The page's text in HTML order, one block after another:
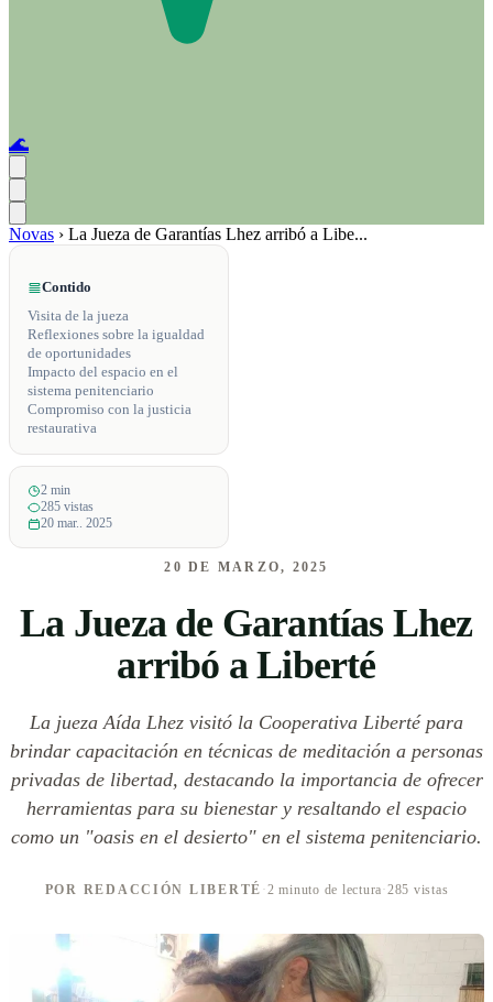
🌊
Novas › La Jueza de Garantías Lhez arribó a Libe...
Contido
Visita de la jueza
Reflexiones sobre la igualdad
de oportunidades
Impacto del espacio en el
sistema penitenciario
Compromiso con la justicia
restaurativa
2 min
285 vistas
20 mar.. 2025
20 DE MARZO, 2025
La Jueza de Garantías Lhez
arribó a Liberté
La jueza Aída Lhez visitó la Cooperativa Liberté para
brindar capacitación en técnicas de meditación a personas
privadas de libertad, destacando la importancia de ofrecer
herramientas para su bienestar y resaltando el espacio
como un "oasis en el desierto" en el sistema penitenciario.
POR REDACCIÓN LIBERTÉ ·2 minuto de lectura·285 vistas